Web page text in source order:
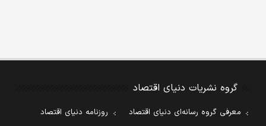
گروه نشریات دنیای اقتصاد
معرفی گروه رسانه‌ای دنیای اقتصاد
روزنامه دنیای اقتصاد